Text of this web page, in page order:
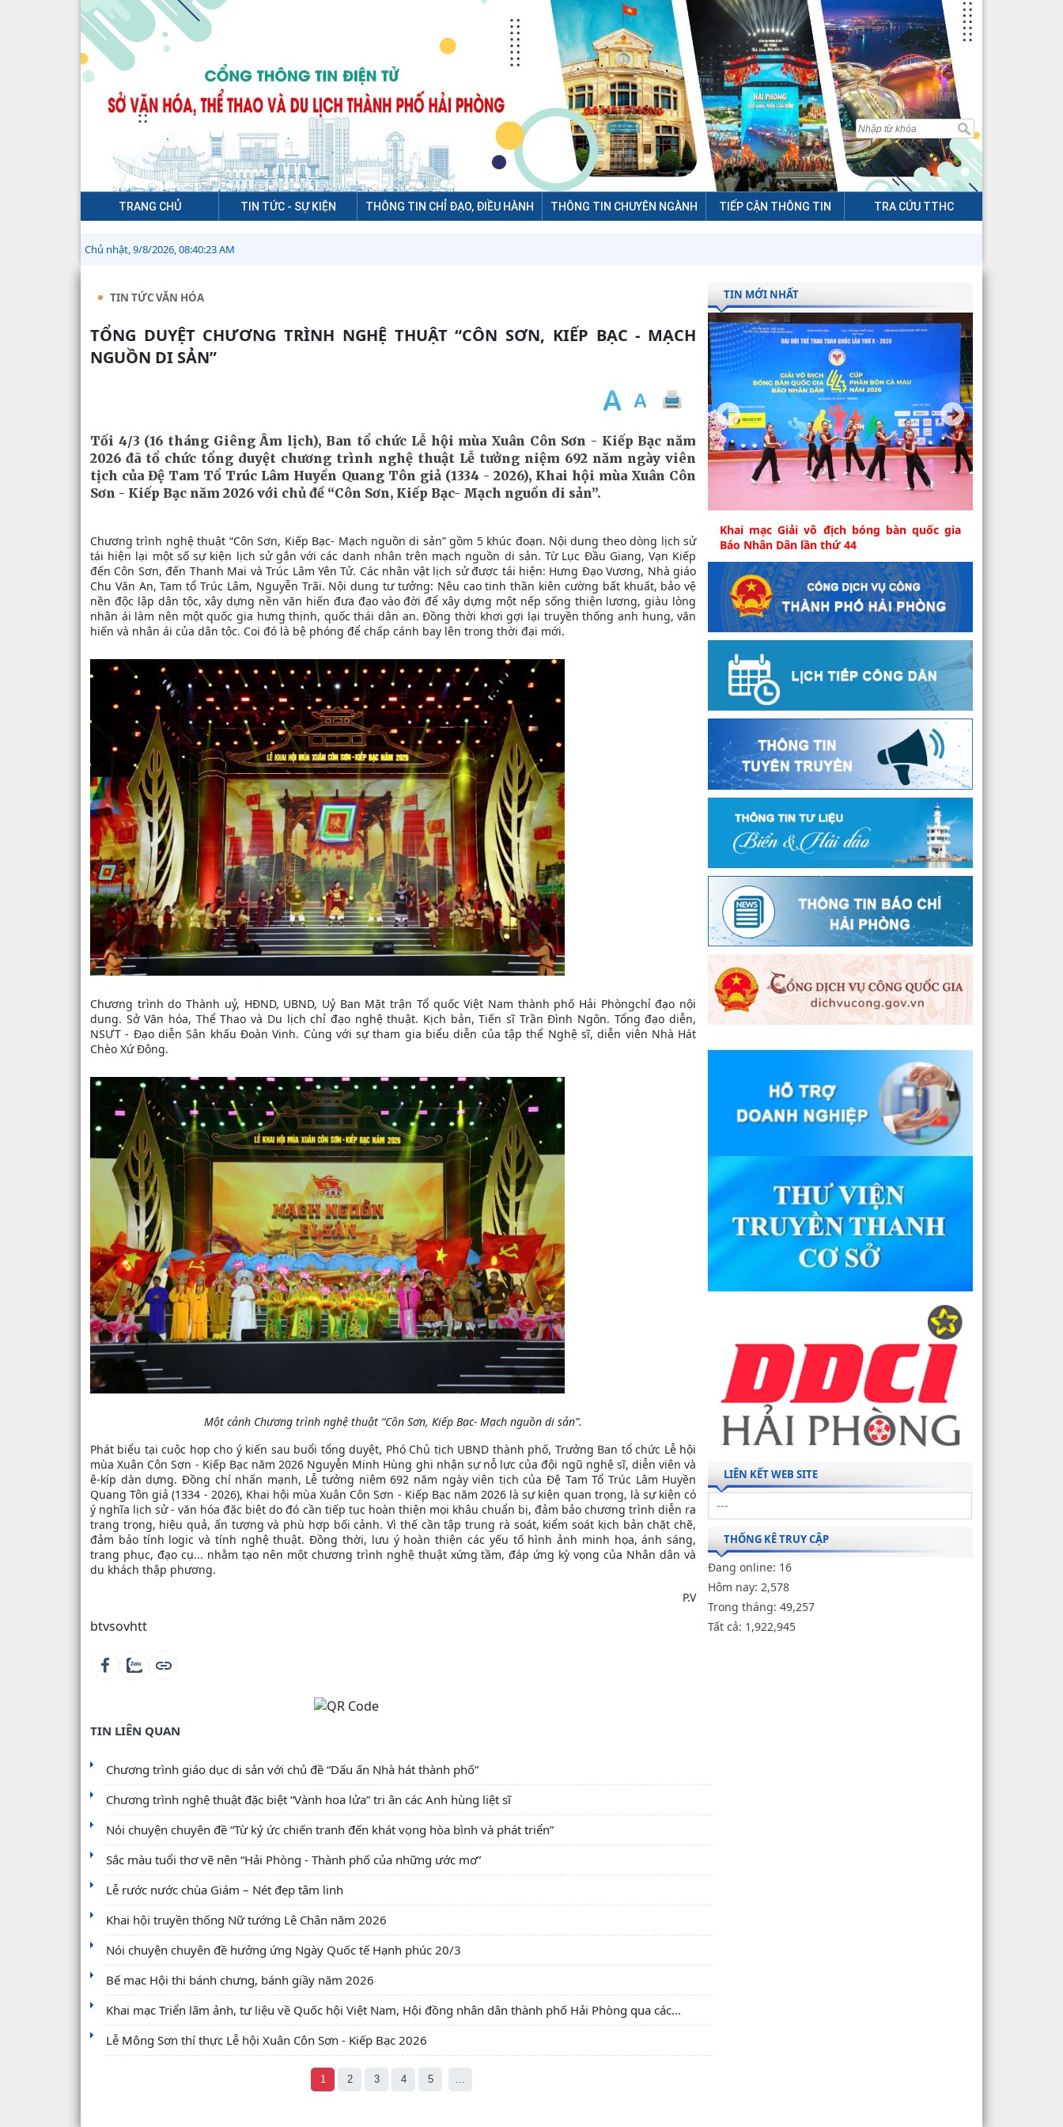
TRANG CHỦ TIN TỨC - SỰ KIỆN THÔNG TIN CHỈ ĐẠO, ĐIỀU HÀNH THÔNG TIN CHUYÊN NGÀNH TIẾP CẬN THÔNG TIN TRA CỨU TTHC
Chủ nhật, 9/8/2026, 08:40:24 AM
TIN TỨC VĂN HÓA
TỔNG DUYỆT CHƯƠNG TRÌNH NGHỆ THUẬT “CÔN SƠN, KIẾP BẠC - MẠCH
NGUỒN DI SẢN”
Tối 4/3 (16 tháng Giêng Âm lịch), Ban tổ chức Lễ hội mùa Xuân Côn Sơn - Kiếp Bạc năm
2026 đã tổ chức tổng duyệt chương trình nghệ thuật Lễ tưởng niệm 692 năm ngày viên
tịch của Đệ Tam Tổ Trúc Lâm Huyền Quang Tôn giả (1334 - 2026), Khai hội mùa Xuân Côn
Sơn - Kiếp Bạc năm 2026 với chủ đề “Côn Sơn, Kiếp Bạc- Mạch nguồn di sản”.
Chương trình nghệ thuật “Côn Sơn, Kiếp Bạc- Mạch nguồn di sản”gồm 5 khúc đoạn. Nội dung theo dòng lịch sử
tái hiện lại một số sự kiện lịch sử gắn với các danh nhân trên mạch nguồn di sản. Từ Lục Đầu Giang, Vạn Kiếp
đến Côn Sơn, đến Thanh Mai và Trúc Lâm Yên Tử. Các nhân vật lịch sử được tái hiện: Hưng Đạo Vương, Nhà giáo
Chu Văn An, Tam tổ Trúc Lâm, Nguyễn Trãi. Nội dung tư tưởng: Nêu cao tinh thần kiên cường bất khuất, bảo vệ
nền độc lập dân tộc, xây dựng nền văn hiến đưa đạo vào đời để xây dựng một nếp sống thiện lương, giàu lòng
nhân ái làm nên một quốc gia hưng thịnh, quốc thái dân an. Đồng thời khơi gợi lại truyền thống anh hung, văn
hiến và nhân ái của dân tộc. Coi đó là bệ phóng để chấp cánh bay lên trong thời đại mới.
Chương trình do Thành uỷ, HĐND, UBND, Uỷ Ban Mặt trận Tổ quốc Việt Nam thành phố Hải Phòngchỉ đạo nội
dung. Sở Văn hóa, Thể Thao và Du lịch chỉ đạo nghệ thuật. Kịch bản, Tiến sĩ Trần Đình Ngôn. Tổng đạo diễn,
NSƯT - Đạo diễn Sân khấu Đoàn Vinh. Cùng với sự tham gia biểu diễn của tập thể Nghệ sĩ, diễn viên Nhà Hát
Chèo Xứ Đông.
Một cảnh Chương trình nghệ thuật “Côn Sơn, Kiếp Bạc- Mạch nguồn di sản”.
Phát biểu tại cuộc họp cho ý kiến sau buổi tổng duyệt, Phó Chủ tịch UBND thành phố, Trưởng Ban tổ chức Lễ hội
mùa Xuân Côn Sơn - Kiếp Bạc năm 2026 Nguyễn Minh Hùng ghi nhận sự nỗ lực của đội ngũ nghệ sĩ, diễn viên và
ê-kíp dàn dựng. Đồng chí nhấn mạnh, Lễ tưởng niệm 692 năm ngày viên tịch của Đệ Tam Tổ Trúc Lâm Huyền
Quang Tôn giả (1334 - 2026), Khai hội mùa Xuân Côn Sơn - Kiếp Bạc năm 2026 là sự kiện quan trọng, là sự kiện có
ý nghĩa lịch sử - văn hóa đặc biệt do đó cần tiếp tục hoàn thiện mọi khâu chuẩn bị, đảm bảo chương trình diễn ra
trang trọng, hiệu quả, ấn tượng và phù hợp bối cảnh. Vì thế cần tập trung rà soát, kiểm soát kịch bản chặt chẽ,
đảm bảo tính logic và tính nghệ thuật. Đồng thời, lưu ý hoàn thiện các yếu tố hình ảnh minh họa, ánh sáng,
trang phục, đạo cụ... nhằm tạo nên một chương trình nghệ thuật xứng tầm, đáp ứng kỳ vọng của Nhân dân và
du khách thập phương.
P.V
btvsovhtt
TIN LIÊN QUAN
Chương trình giáo dục di sản với chủ đề “Dấu ấn Nhà hát thành phố”
Chương trình nghệ thuật đặc biệt “Vành hoa lửa” tri ân các Anh hùng liệt sĩ
Nói chuyện chuyên đề “Từ ký ức chiến tranh đến khát vọng hòa bình và phát triển”
Sắc màu tuổi thơ vẽ nên “Hải Phòng - Thành phố của những ước mơ”
Lễ rước nước chùa Giám – Nét đẹp tâm linh
Khai hội truyền thống Nữ tướng Lê Chân năm 2026
Nói chuyện chuyên đề hưởng ứng Ngày Quốc tế Hạnh phúc 20/3
Bế mạc Hội thi bánh chưng, bánh giầy năm 2026
Khai mạc Triển lãm ảnh, tư liệu về Quốc hội Việt Nam, Hội đồng nhân dân thành phố Hải Phòng qua các...
Lễ Mông Sơn thí thực Lễ hội Xuân Côn Sơn - Kiếp Bạc 2026
1 2 3 4 5
TIN MỚI NHẤT
Khai mạc Giải vô địch bóng bàn quốc gia
Báo Nhân Dân lần thứ 44
Chiều 8/8, tại Nhà thi đấu thể thao - Trung
tâm Huấn luyện và Thi đấu thể dục thể thao
Hải Phòng,...
LIÊN KẾT WEB SITE
THỐNG KÊ TRUY CẬP
Đang online: 16
Hôm nay: 2,578
Trong tháng: 49,257
Tất cả: 1,922,945